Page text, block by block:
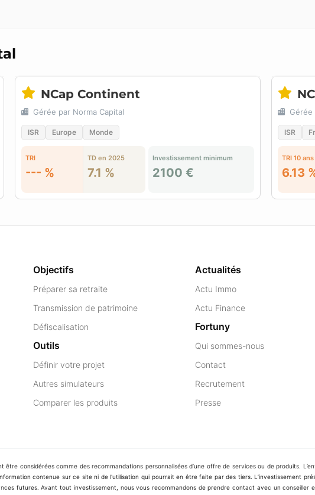
NCap Continent
Gérée par Norma Capital
ISR Europe Monde
TRI
--- %
TD en 2025
7.1 %
Investissement minimum
2100 €
Gérée
ISR
TRI 10 ans
6.13
Objectifs
Préparer sa retraite
Transmission de patrimoine
Défiscalisation
Outils
Définir votre projet
Autres simulateurs
Comparer les produits
Actualités
Actu Immo
Actu Finance
Fortuny
Qui sommes-nous
Contact
Recrutement
Presse
considérées comme des recommandations personnalisées d’une offre de services ou de produits.
contenue sur ce site ni de l'utilisation qui pourrait en être faite par des tiers. L’investissement
futures. Avant tout investissement, nous vous recommandons de prendre contact avec un conseiller